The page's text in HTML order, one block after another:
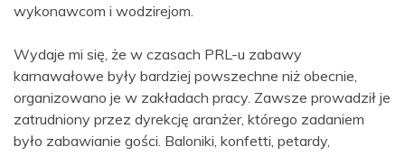
wykonawcom i wodzirejom.
Wydaje mi się, że w czasach PRL-u zabawy
karnawałowe były bardziej powszechne niż obecnie,
organizowano je w zakładach pracy. Zawsze prowadził je
zatrudniony przez dyrekcję aranżer, którego zadaniem
było zabawianie gości. Baloniki, konfetti, petardy,